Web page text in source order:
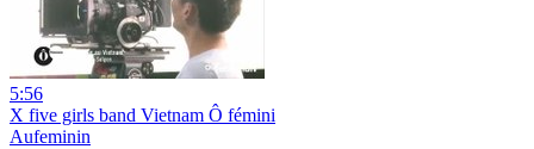
5:56
X five girls band Vietnam Ô fémini
Aufeminin